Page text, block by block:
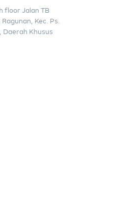
floor Jalan TB
Kec. Ps.
Daerah Khusus